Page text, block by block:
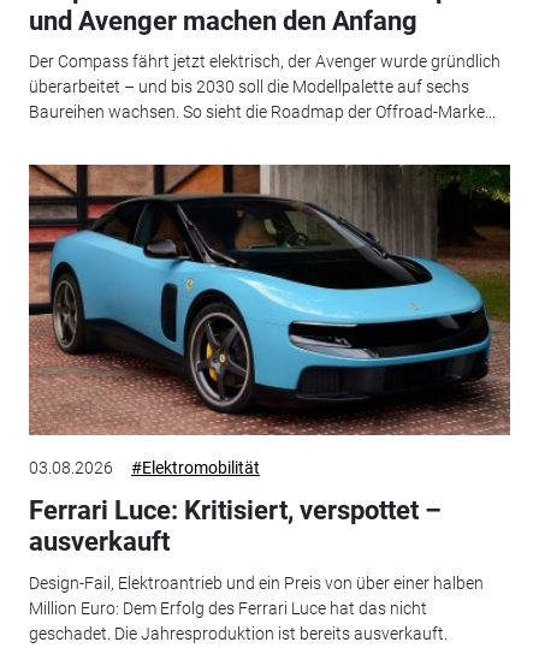
und Avenger machen den Anfang
Der Compass fährt jetzt elektrisch, der Avenger wurde gründlich
überarbeitet – und bis 2030 soll die Modellpalette auf sechs
Baureihen wachsen. So sieht die Roadmap der Offroad-Marke...
03.08.2026 #Elektromobilität
Ferrari Luce: Kritisiert, verspottet –
ausverkauft
Design-Fail, Elektroantrieb und ein Preis von über einer halben
Million Euro: Dem Erfolg des Ferrari Luce hat das nicht
geschadet. Die Jahresproduktion ist bereits ausverkauft.